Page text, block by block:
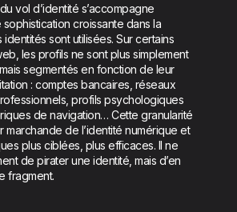
vol d’identité s’accompagne
sophistication croissante dans la
sont utilisées. Sur certains
les profils ne sont plus simplement
segmentés en fonction de leur
: comptes bancaires, réseaux
profils psychologiques
de navigation… Cette granularité
marchande de l’identité numérique et
plus ciblées, plus efficaces. Il ne
de pirater une identité, mais d’en
fragment.